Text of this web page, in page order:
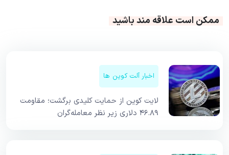
ممکن است علاقه مند باشید
اخبار آلت کوین ها
لایت کوین از حمایت کلیدی برگشت؛ مقاومت
۴۶.۸۹ دلاری زیر نظر معامله‌گران